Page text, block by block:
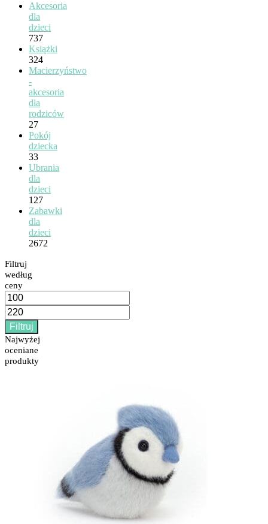
Akcesoria
dla
dzieci
737
Książki
324
Macierzyństwo
-
akcesoria
dla
rodziców
27
Pokój
dziecka
33
Ubrania
dla
dzieci
127
Zabawki
dla
dzieci
2672
Filtruj
według
ceny
Cena
min
Cena
max
Filtruj
Najwyżej
oceniane
produkty